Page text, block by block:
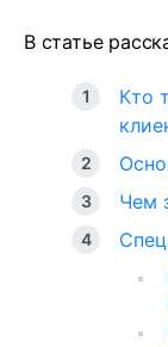
В статье
Кто
Чем